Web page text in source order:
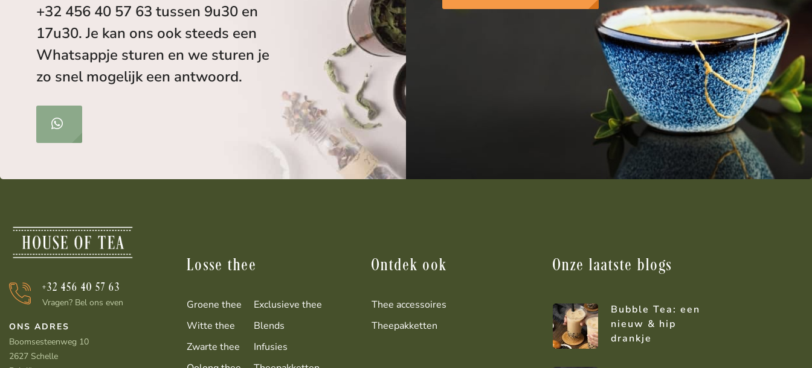
+32 456 40 57 63 tussen 9u30 en
17u30. Je kan ons ook steeds een
Whatsappje sturen en we sturen je
zo snel mogelijk een antwoord.
+32 456 40 57 63
Vragen? Bel ons even
ONS ADRES
Boomsesteenweg 10
2627 Schelle
Losse thee
Groene thee
Witte thee
Zwarte thee
Exclusieve thee
Blends
Infusies
Ontdek ook
Thee accessoires
Theepakketten
Onze laatste blogs
Bubble Tea: een
nieuw & hip
drankje